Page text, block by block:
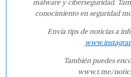
malware y ciberseguridad.
conocimiento en seguridad
Envía tips de noticias a
También puedes
www.t.me/